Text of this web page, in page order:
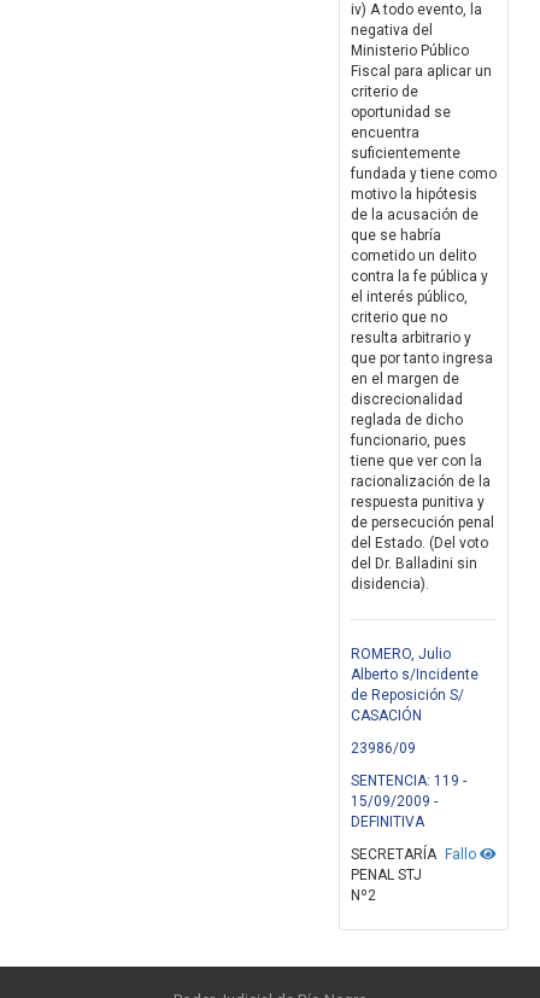
iv) A todo evento, la
negativa del
Ministerio Público
Fiscal para aplicar un
criterio de
oportunidad se
encuentra
suficientemente
fundada y tiene como
motivo la hipótesis
de la acusación de
que se habría
cometido un delito
contra la fe pública y
el interés público,
criterio que no
resulta arbitrario y
que por tanto ingresa
en el margen de
discrecionalidad
reglada de dicho
funcionario, pues
tiene que ver con la
racionalización de la
respuesta punitiva y
de persecución penal
del Estado. (Del voto
del Dr. Balladini sin
disidencia).
ROMERO, Julio
Alberto s/Incidente
de Reposición S/
CASACIÓN
23986/09
SENTENCIA: 119 -
15/09/2009 -
DEFINITIVA
Fallo
SECRETARÍA
PENAL STJ
Nº2